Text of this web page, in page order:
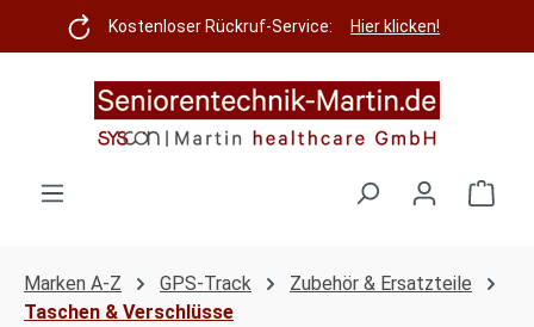
Zum Hauptinhalt springen
Kostenloser Rückruf-Service: Hier klicken!
Marken A-Z GPS-Track
Zubehör & Ersatzteile
Taschen & Verschlüsse